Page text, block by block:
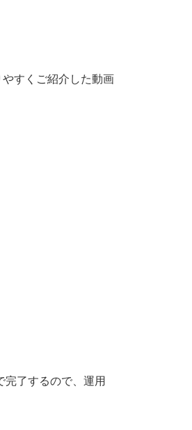
すくご紹介した動画
了するので、運用